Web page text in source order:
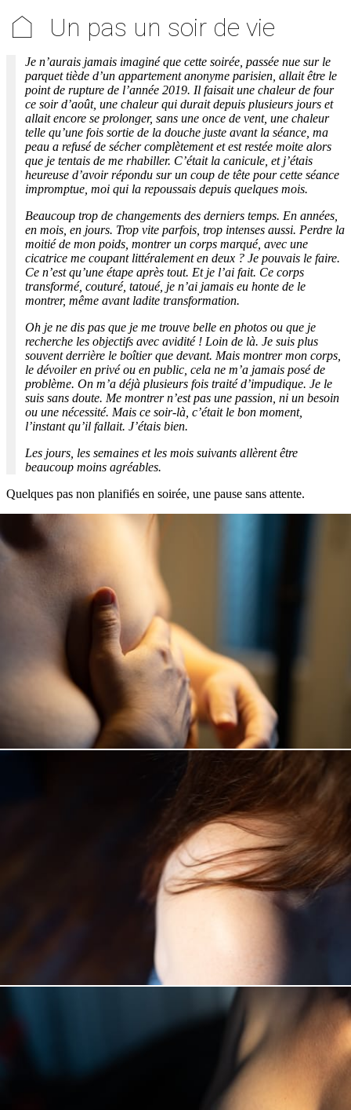
⌂ Un pas un soir de vie
Je n’aurais jamais imaginé que cette soirée, passée nue sur le
parquet tiède d’un appartement anonyme parisien, allait être le
point de rupture de l’année 2019. Il faisait une chaleur de four
ce soir d’août, une chaleur qui durait depuis plusieurs jours et
allait encore se prolonger, sans une once de vent, une chaleur
telle qu’une fois sortie de la douche juste avant la séance, ma
peau a refusé de sécher complètement et est restée moite alors
que je tentais de me rhabiller. C’était la canicule, et j’étais
heureuse d’avoir répondu sur un coup de tête pour cette séance
impromptue, moi qui la repoussais depuis quelques mois.
Beaucoup trop de changements des derniers temps. En années,
en mois, en jours. Trop vite parfois, trop intenses aussi. Perdre la
moitié de mon poids, montrer un corps marqué, avec une
cicatrice me coupant littéralement en deux ? Je pouvais le faire.
Ce n’est qu’une étape après tout. Et je l’ai fait. Ce corps
transformé, couturé, tatoué, je n’ai jamais eu honte de le
montrer, même avant ladite transformation.
Oh je ne dis pas que je me trouve belle en photos ou que je
recherche les objectifs avec avidité ! Loin de là. Je suis plus
souvent derrière le boîtier que devant. Mais montrer mon corps,
le dévoiler en privé ou en public, cela ne m’a jamais posé de
problème. On m’a déjà plusieurs fois traité d’impudique. Je le
suis sans doute. Me montrer n’est pas une passion, ni un besoin
ou une nécessité. Mais ce soir-là, c’était le bon moment,
l’instant qu’il fallait. J’étais bien.
Les jours, les semaines et les mois suivants allèrent être
beaucoup moins agréables.
Quelques pas non planifiés en soirée, une pause sans attente.